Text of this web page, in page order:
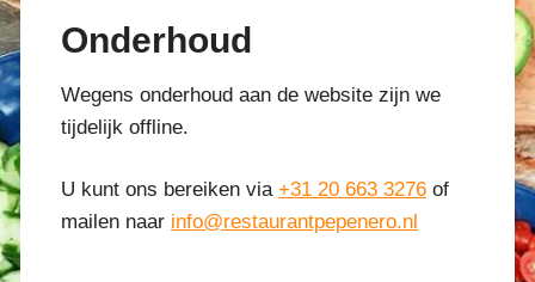
Onderhoud
Wegens onderhoud aan de website zijn we
tijdelijk offline.
U kunt ons bereiken via +31 20 663 3276 of
mailen naar info@restaurantpepenero.nl